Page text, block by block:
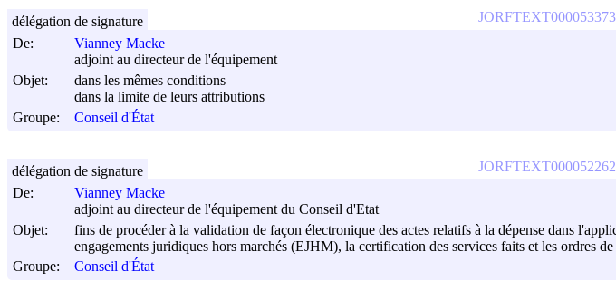
De:
Vianney Macke
adjoint au directeur de l'équipement
Objet:
dans les mêmes conditions
dans la limite de leurs attributions
Groupe:
Conseil d'État
délégation de signature
De:
Vianney Macke
adjoint au directeur de l'équipement du Conseil d'Etat
Objet:
fins de procéder à la validation de façon électronique des actes relatifs à la dépense dans
engagements juridiques hors marchés (EJHM), la certification des services faits et les ordres
Groupe:
Conseil d'État
délégation de signature